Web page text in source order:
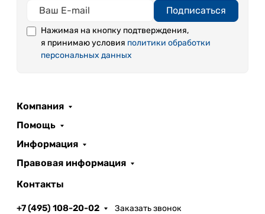
Подписаться
Нажимая на кнопку подтверждения,
я принимаю условия политики обработки
персональных данных
Компания
Помощь
Информация
Правовая информация
Контакты
+7 (495) 108-20-02 Заказать звонок